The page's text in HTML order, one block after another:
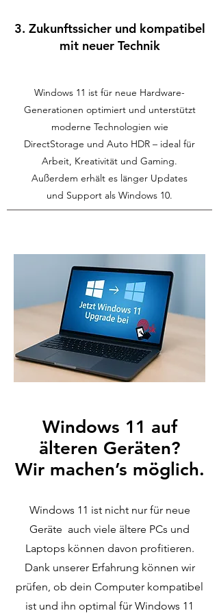
3. Zukunftssicher und kompatibel
mit neuer Technik
Windows 11 ist für neue Hardware-
Generationen optimiert und unterstützt
moderne Technologien wie
DirectStorage und Auto HDR – ideal für
Arbeit, Kreativität und Gaming.
Außerdem erhält es länger Updates
und Support als Windows 10.
Windows 11 auf
älteren Geräten?
Wir machen’s möglich.
Windows 11 ist nicht nur für neue
Geräte auch viele ältere PCs und
Laptops können davon profitieren.
Dank unserer Erfahrung können wir
prüfen, ob dein Computer kompatibel
ist und ihn optimal für Windows 11